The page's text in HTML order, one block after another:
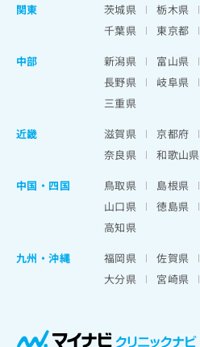
関東
茨城県 栃木県
千葉県
東京都
中部
新潟県 富山県
長野県
岐阜県
三重県
近畿
滋賀県 京都府
奈良県
和歌山県
中国・四国
鳥取県 島根県
山口県
徳島県
高知県
九州・沖縄
福岡県 佐賀県
大分県
宮崎県